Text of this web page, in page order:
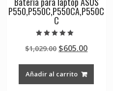
P550,P550C,P550CA,P550C
C
5.00
de 5
$1,029.00 Original
was:
$1,029.00.
$605.00Current
Añadir al carrito